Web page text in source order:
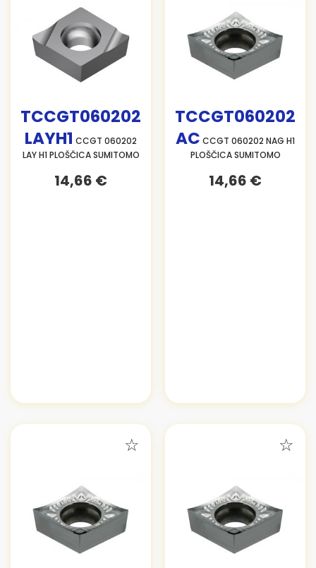
TCCGT060202
LAYH1 CCGT 060202
LAY H1 PLOŠČICA SUMITOMO
14,66 €
TCCGT060202
AC CCGT 060202 NAG H1
PLOŠČICA SUMITOMO
14,66 €